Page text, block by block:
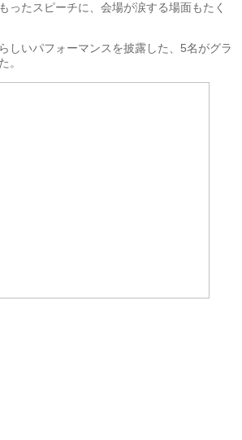
ったスピーチに、会場が涙する場面もたく
しいパフォーマンスを披露した、5名がグラ
。